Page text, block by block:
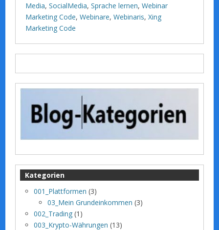
Media,SocialMedia,Sprache lernen,Webinar
Marketing Code,Webinare,Webinaris,Xing
Marketing Code
Kategorien
001_Plattformen (3)
03_Mein Grundeinkommen (3)
002_Trading (1)
003_Krypto-Währungen (13)